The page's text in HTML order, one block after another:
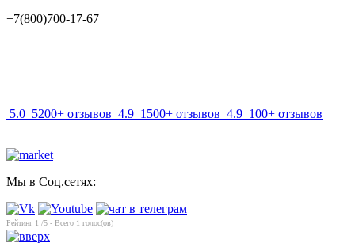
+7(800)700-17-67
5.0 5200+ отзывов 4.9 1500+ отзывов 4.9 100+ отзывов
Мы в Соц.сетях:
Рейтинг 1 /5 - Всего 1 голос(ов)